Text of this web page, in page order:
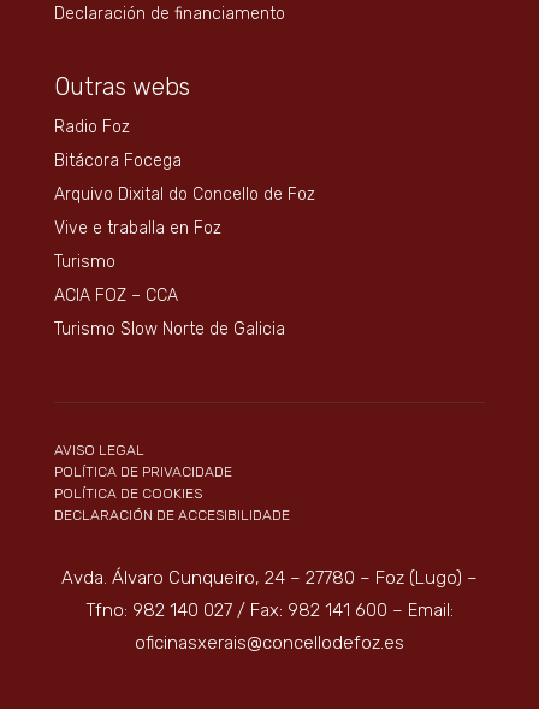
Declaración de financiamento
Outras webs
Radio Foz
Bitácora Focega
Arquivo Dixital do Concello de Foz
Vive e traballa en Foz
Turismo
ACIA FOZ – CCA
Turismo Slow Norte de Galicia
AVISO LEGAL
POLÍTICA DE PRIVACIDADE
POLÍTICA DE COOKIES
DECLARACIÓN DE ACCESIBILIDADE
Avda. Álvaro Cunqueiro, 24 – 27780 – Foz (Lugo) –
Tfno: 982 140 027 / Fax: 982 141 600 – Email:
oficinasxerais@concellodefoz.es